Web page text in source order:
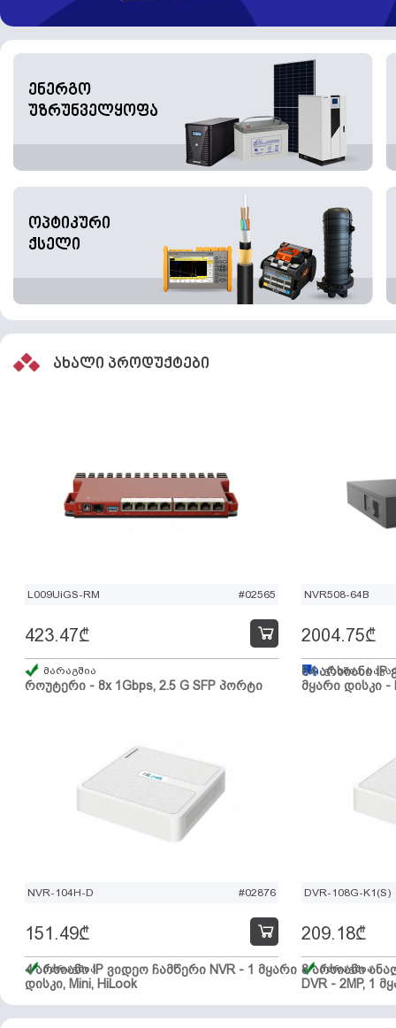
ენერგო
უზრუნველყოფა
ოპტიკური
ქსელი
ახალი პროდუქტები
L009UiGS-RM #02565
როუტერი - 8x 1Gbps, 2.5 G SFP პორტი
423.47₾
მარაგშია
NVR508-64B
64 არხიანი IP
მყარი დისკი -
2004.75₾
გზაშია,
NVR-104H-D #02876
4 არხიანი IP ვიდეო ჩამწერი NVR - 1 მყარი
დისკი, Mini, HiLook
151.49₾
მარაგშია
DVR-108G-K1(S)
8 არხიანი
DVR - 2MP, 1
209.18₾
მარაგშია